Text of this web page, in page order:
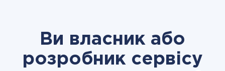
Ви власник або
розробник сервісу